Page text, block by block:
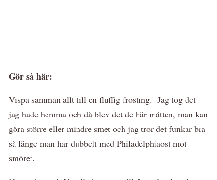
Gör så här:
Vispa samman allt till en fluffig frosting. Jag tog det
jag hade hemma och då blev det de här måtten, man kan
göra större eller mindre smet och jag tror det funkar bra
så länge man har dubbelt med Philadelphiaost mot
smöret.